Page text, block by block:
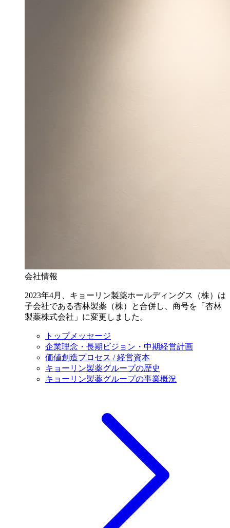
会社情報
2023年4月、キョーリン製薬ホールディングス（株）は
子会社である杏林製薬（株）と合併し、商号を「杏林
製薬株式会社」に変更しました。
トップメッセージ
企業理念・長期ビジョン・中期経営計画
価値創造プロセス / 経営資本
キョーリン製薬グループの歴史
キョーリン製薬グループの事業概況